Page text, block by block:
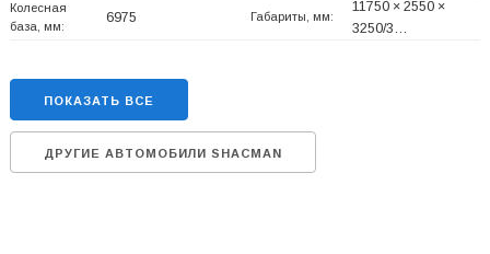
Колесная
база, мм:
6975 Габариты, мм:
11750 × 2550 ×
3250/3…
ПОКАЗАТЬ ВСЕ
ДРУГИЕ АВТОМОБИЛИ SHACMAN